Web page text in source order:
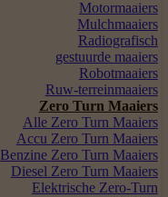
Motormaaiers
Mulchmaaiers
Radiografisch
gestuurde maaiers
Robotmaaiers
Ruw-terreinmaaiers
Zero Turn Maaiers
Alle Zero Turn Maaiers
Accu Zero Turn Maaiers
Benzine Zero Turn Maaiers
Diesel Zero Turn Maaiers
Elektrische Zero-Turn